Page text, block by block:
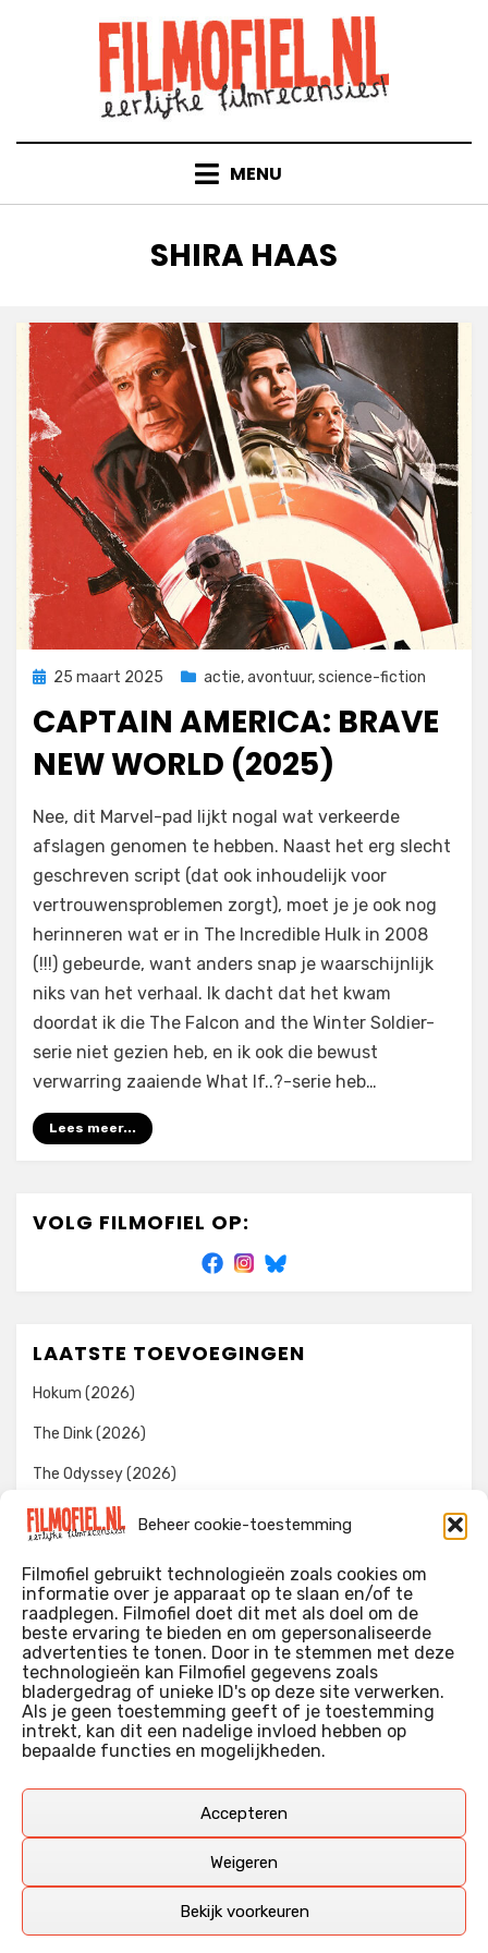
Beheer cookie-toestemming
Filmofiel gebruikt technologieën zoals cookies om
informatie over je apparaat op te slaan en/of te
raadplegen. Filmofiel doet dit met als doel om de
beste ervaring te bieden en om gepersonaliseerde
advertenties te tonen. Door in te stemmen met deze
technologieën kan Filmofiel gegevens zoals
bladergedrag of unieke ID's op deze site verwerken.
Als je geen toestemming geeft of je toestemming
intrekt, kan dit een nadelige invloed hebben op
bepaalde functies en mogelijkheden.
Accepteren
Weigeren
Bekijk voorkeuren
MENU
TAG
:
SHIRA HAAS
Geplaatst
25 maart 2025 actie,avontuur,science-fiction
CAPTAIN AMERICA: BRAVE
NEW WORLD (2025)
doorFilmofiel.nl
Nee, dit Marvel-pad lijkt nogal wat verkeerde
afslagen genomen te hebben. Naast het erg slecht
geschreven script (dat ook inhoudelijk voor
vertrouwensproblemen zorgt), moet je je ook nog
herinneren wat er in The Incredible Hulk in 2008
(!!!) gebeurde, want anders snap je waarschijnlijk
niks van het verhaal. Ik dacht dat het kwam
doordat ik die The Falcon and the Winter Soldier-
serie niet gezien heb, en ik ook die bewust
verwarring zaaiende What If..?-serie heb…
Lees meer...
VOLG FILMOFIEL OP:
LAATSTE TOEVOEGINGEN
Hokum (2026)
The Dink (2026)
The Odyssey (2026)
Evil Dead Burn (2026)
WIE IK BEN…?
Ik ben ooit begonnen met m’n recensies omdat ik zoveel
films keek dat ik af en toe niet meer wist welke ik nu wel of
niet gezien had. Ik ben een filmliefhebber, heb als hobby nog
erg lang in een videotheek gewerkt, en heb als coproducent
Deze recensies zijn dan ook vooral vrij pretentieloze
aangevuld met een groeiende kennis over de kunde én de
kunst van het maken van film.